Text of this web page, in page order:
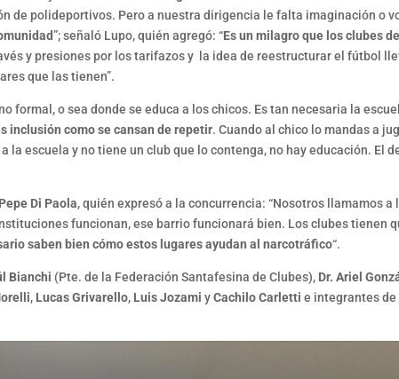
de polideportivos. Pero a nuestra dirigencia le falta imaginación o
”; señaló Lupo, quién agregó: “Es un milagro que los clubes
y presiones por los tarifazos y la idea de reestructurar el fútbol
que las tienen”.
formal, o sea donde se educa a los chicos. Es tan necesaria la
inclusión como se cansan de repetir. Cuando al chico lo mandas a
la escuela y no tiene un club que lo contenga, no hay educación. El
Di Paola, quién expresó a la concurrencia: “Nosotros llamamos
funcionan, ese barrio funcionará bien. Los clubes tienen
saben bien cómo estos lugares ayudan al narcotráfico“.
Bianchi (Pte. de la Federación Santafesina de Clubes), Dr. Ariel
, Lucas Grivarello, Luis Jozami yCachilo Carletti e integrantes de